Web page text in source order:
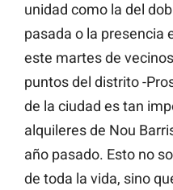
unidad como la del
pasada o la presencia
este martes de
puntos del distrito -
de la ciudad es tan
alquileres de Nou
año pasado. Esto no
de toda la vida, sino